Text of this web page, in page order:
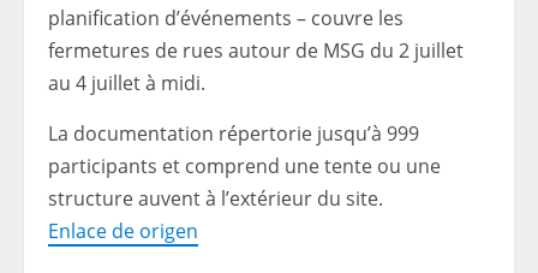
planification d’événements – couvre les
fermetures de rues autour de MSG du 2 juillet
au 4 juillet à midi.
La documentation répertorie jusqu’à 999
participants et comprend une tente ou une
structure auvent à l’extérieur du site.
Enlace de origen